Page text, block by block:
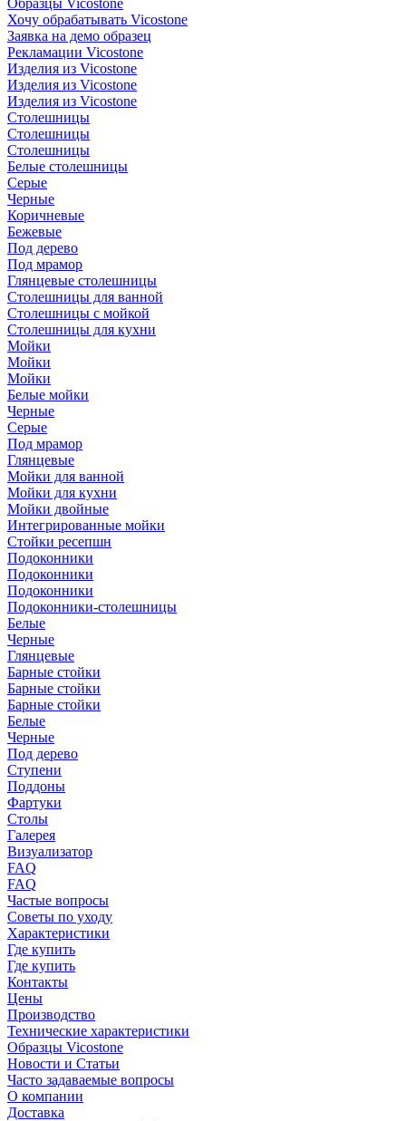
Образцы Vicostone
Хочу обрабатывать Vicostone
Заявка на демо образец
Рекламации Vicostone
Изделия из Vicostone
Изделия из Vicostone
Изделия из Vicostone
Столешницы
Столешницы
Столешницы
Белые столешницы
Серые
Черные
Коричневые
Бежевые
Под дерево
Под мрамор
Глянцевые столешницы
Столешницы для ванной
Столешницы с мойкой
Столешницы для кухни
Мойки
Мойки
Мойки
Белые мойки
Черные
Серые
Под мрамор
Глянцевые
Мойки для ванной
Мойки для кухни
Мойки двойные
Интегрированные мойки
Стойки ресепшн
Подоконники
Подоконники
Подоконники
Подоконники-столешницы
Белые
Черные
Глянцевые
Барные стойки
Барные стойки
Барные стойки
Белые
Черные
Под дерево
Ступени
Поддоны
Фартуки
Столы
Галерея
Визуализатор
FAQ
FAQ
Частые вопросы
Советы по уходу
Характеристики
Где купить
Где купить
Контакты
Цены
Производство
Технические характеристики
Образцы Vicostone
Новости и Статьи
Часто задаваемые вопросы
О компании
Доставка